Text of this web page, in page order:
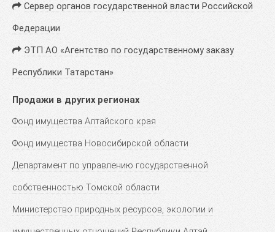
Сервер органов государственной власти Российской
Федерации
ЭТП АО «Агентство по государственному заказу
Республики Татарстан»
Продажи в других регионах
Фонд имущества Алтайского края
Фонд имущества Новосибирской области
Департамент по управлению государственной
собственностью Томской области
Министерство природных ресурсов, экологии и